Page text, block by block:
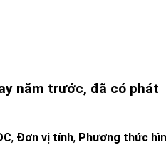
năm trước, đã có phát
, Đơn vị tính, Phương thức